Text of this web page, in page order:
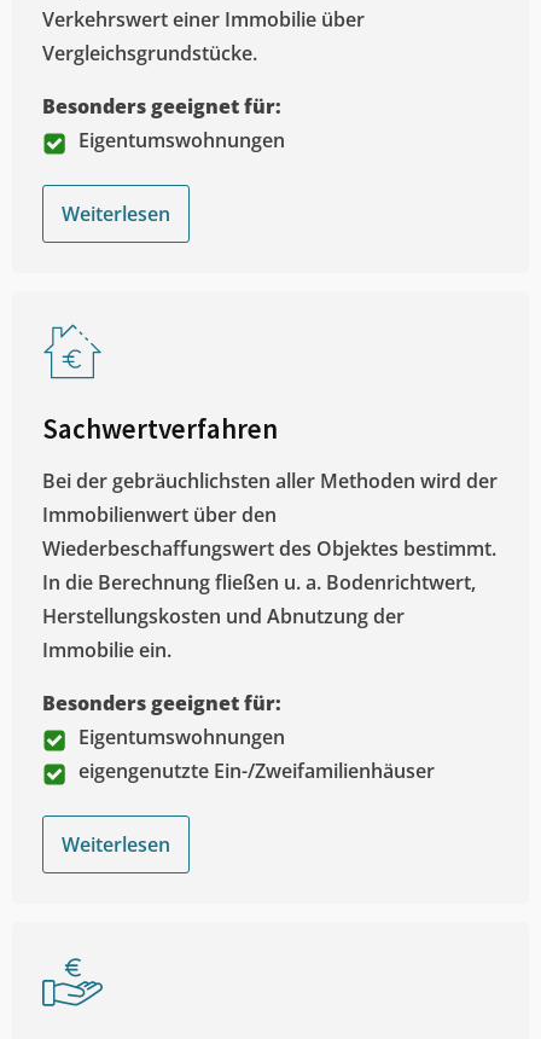
Verkehrswert einer Immobilie über
Vergleichsgrundstücke.
Besonders geeignet für:
Eigentumswohnungen
Weiterlesen
Sachwertverfahren
Bei der gebräuchlichsten aller Methoden wird der
Immobilienwert über den
Wiederbeschaffungswert des Objektes bestimmt.
In die Berechnung fließen u. a. Bodenrichtwert,
Herstellungskosten und Abnutzung der
Immobilie ein.
Besonders geeignet für:
Eigentumswohnungen
eigengenutzte Ein-/Zweifamilienhäuser
Weiterlesen